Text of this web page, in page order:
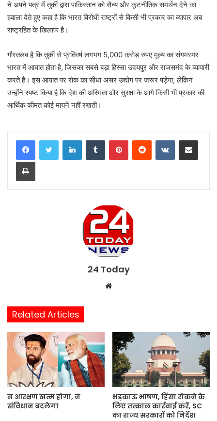
ने अपने पत्र में तुर्की द्वारा पाकिस्तान को सैन्य और कूटनीतिक समर्थन देने का
हवाला देते हुए कहा है कि भारत विरोधी राष्ट्रों से किसी भी प्रकार का व्यापार अब
राष्ट्रहित के खिलाफ है।
गौरतलब है कि तुर्की से प्रतिवर्ष लगभग 5,000 करोड़ रुपए मूल्य का संगमरमर
भारत में आयात होता है, जिसका सबसे बड़ा हिस्सा उदयपुर और राजसमंद के व्यापारी
करते हैं। इस आयात पर रोक का सीधा असर उद्योग पर जरूर पड़ेगा, लेकिन
उन्होंने स्पष्ट किया है कि देश की अस्मिता और सुरक्षा के आगे किसी भी प्रकार की
आर्थिक कीमत कोई मायने नहीं रखती।
24 Today
i
t
e
Related Articles
न आरक्षण खत्म होगा, न
संविधान बदलेगा
भड़काऊ भाषण, हिंसा रोकने के
लिए तत्काल कार्रवाई करें, SC
का राज्य सरकारों को निर्देश